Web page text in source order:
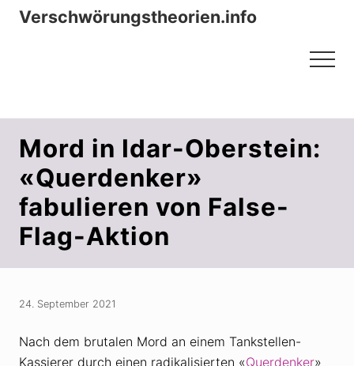
Menu
Zum
ZurVerschwörungstheorien.info
Menu
Mord in Idar-Oberstein:
«Querdenker»
fabulieren von False-
Flag-Aktion
24. September 2021
Nach dem brutalen Mord an einem Tankstellen-
Kassierer durch einen radikalisierten «Querdenker»